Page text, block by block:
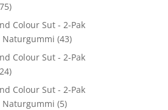
Colour Sut - 2-Pak
Naturgummi (43)
Colour Sut - 2-Pak
Colour Sut - 2-Pak
Naturgummi (5)